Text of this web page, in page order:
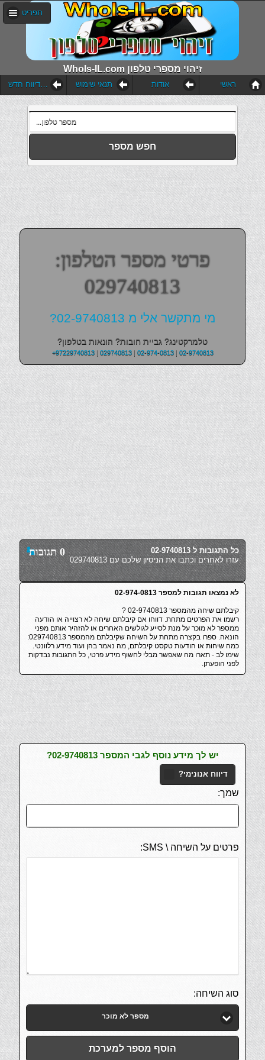
WhoIs-IL.com זיהוי מספרי טלפון
תפריט
הוסף דיווח חדש תנאי שימוש אודות ראשי
חפש מספר
פרטי מספר הטלפון:
029740813
מי מתקשר אלי מ 02-9740813?
טלמרקטינג? גביית חובות? הונאות בטלפון?
+97229740813| 029740813| 02-974-0813| 02-9740813
0 תגובות
כל התגובות ל 02-9740813
עזרו לאחרים וכתבו את הניסיון שלכם עם 029740813
לא נמצאו תגובות למספר 02-974-0813
קיבלתם שיחה מהמספר 02-9740813 ?
רשמו את הפרטים מתחת. דווחו אם קיבלתם שיחה לא רצוייה או הודעה
ממספר לא מוכר על מנת לסייע לגולשים האחרים או להזהיר אותם מפני
הונאה. ספרו בקצרה מתחת על השיחה שקיבלתם מהמספר 029740813:
כמה שיחות או הודעות טקסט קיבלתם, מה נאמר בהן ועוד מידע רלוונטי.
שימו לב - תארו מה שאפשר מבלי לחשוף מידע פרטי, כל התגובות נבדקות
לפני הופעתן.
יש לך מידע נוסף לגבי המספר 02-9740813?
דיווח אנונימי?
שמך:
פרטים על השיחה \ SMS:
סוג השיחה:
מספר לא מוכר
הוסף מספר למערכת